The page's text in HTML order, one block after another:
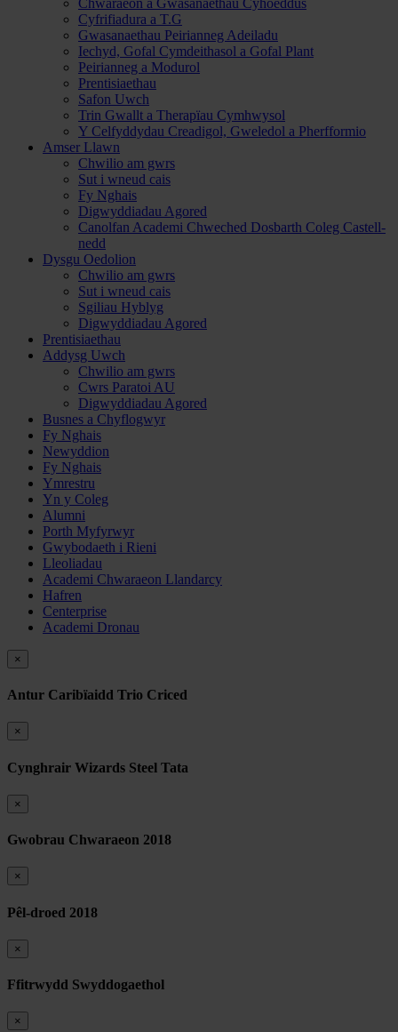
Cyfrifiadura a T.G
Gwasanaethau Peirianneg Adeiladu
Iechyd, Gofal Cymdeithasol a Gofal Plant
Peirianneg a Modurol
Prentisiaethau
Safon Uwch
Trin Gwallt a Therapïau Cymhwysol
Y Celfyddydau Creadigol, Gweledol a Pherfformio
Amser Llawn
Chwilio am gwrs
Sut i wneud cais
Fy Nghais
Digwyddiadau Agored
Canolfan Academi Chweched Dosbarth Coleg Castell-
nedd
Dysgu Oedolion
Chwilio am gwrs
Sut i wneud cais
Sgiliau Hyblyg
Digwyddiadau Agored
Prentisiaethau
Addysg Uwch
Chwilio am gwrs
Cwrs Paratoi AU
Digwyddiadau Agored
Busnes a Chyflogwyr
Fy Nghais
Newyddion
Fy Nghais
Ymrestru
Yn y Coleg
Alumni
Porth Myfyrwyr
Gwybodaeth i Rieni
Lleoliadau
Academi Chwaraeon Llandarcy
Hafren
Centerprise
Academi Dronau
×
Antur Caribïaidd Trio Criced
×
Cynghrair Wizards Steel Tata
×
Gwobrau Chwaraeon 2018
×
Pêl-droed 2018
×
Ffitrwydd Swyddogaethol
×